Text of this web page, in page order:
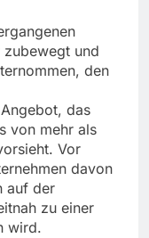
zubewegt und
den
das
von mehr als
Vor
davon
auf der
zu einer
wird.